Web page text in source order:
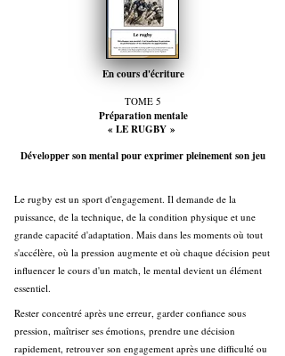
En cours d'écriture
TOME 5
Préparation mentale
« LE RUGBY »
Développer son mental pour exprimer pleinement son jeu
Le rugby est un sport d'engagement. Il demande de la
puissance, de la technique, de la condition physique et une
grande capacité d'adaptation. Mais dans les moments où tout
s'accélère, où la pression augmente et où chaque décision peut
influencer le cours d'un match, le mental devient un élément
essentiel.
Rester concentré après une erreur, garder confiance sous
pression, maîtriser ses émotions, prendre une décision
rapidement, retrouver son engagement après une difficulté ou